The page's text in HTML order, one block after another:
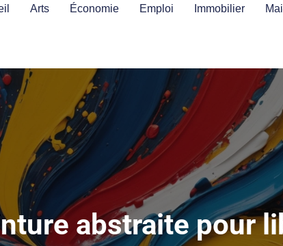
Arts Économie Emploi Immobilier
abstraite pour